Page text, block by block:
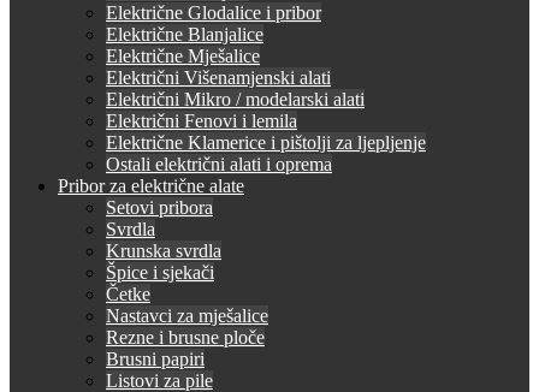
Električne Glodalice i pribor
Električne Blanjalice
Električne Mješalice
Električni Višenamjenski alati
Električni Mikro / modelarski alati
Električni Fenovi i lemila
Električne Klamerice i pištolji za ljepljenje
Ostali električni alati i oprema
Pribor za električne alate
Setovi pribora
Svrdla
Krunska svrdla
Špice i sjekači
Četke
Nastavci za mješalice
Rezne i brusne ploče
Brusni papiri
Listovi za pile